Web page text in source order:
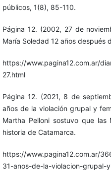
públicos, 1(8), 85-110.
Página 12. (2002, 27 de
María Soledad 12 años después
https://www.pagina12.com.ar/
27.html
Página 12. (2021, 8 de
años de la violación grupal y
Martha Pelloni sostuvo que las
historia de Catamarca.
https://www.pagina12.com.ar/
31-anos-de-la-violacion-grupal-